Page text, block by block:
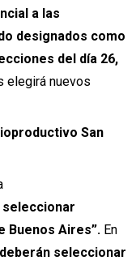
a las
designados como
del día 26,
elegirá nuevos
San
Buenos Aires”. En
seleccionar